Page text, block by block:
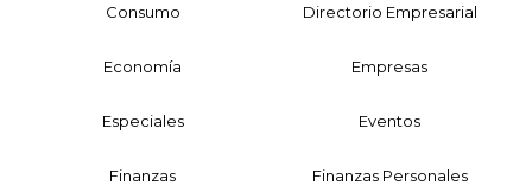
Consumo Directorio Empresarial
Economía Empresas
Especiales Eventos
Finanzas Finanzas Personales